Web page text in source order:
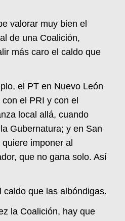
valorar muy bien el
de una Coalición,
más caro el caldo que
el PT en Nuevo León
el PRI y con el
local allá, cuando
Gubernatura; y en San
imponer al
que no gana solo. Así
caldo que las albóndigas.
la Coalición, hay que